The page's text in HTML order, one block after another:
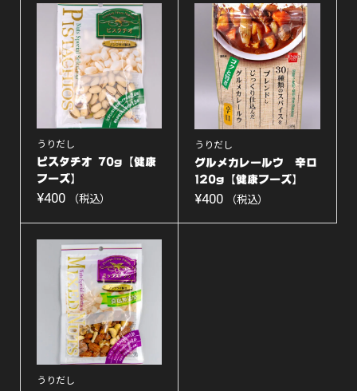
うりだし
ピスタチオ 70g【健康
フーズ】
¥400 （税込）
うりだし
グルメカレールウ 辛口
120g【健康フーズ】
¥400 （税込）
うりだし